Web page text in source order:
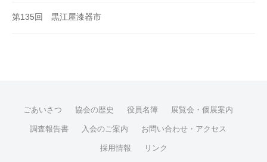
第135回 黒江屋漆器市
ごあいさつ 協会の歴史 役員名簿 展覧会・個展案内
調査報告書 入会のご案内 お問い合わせ・アクセス
採用情報 リンク